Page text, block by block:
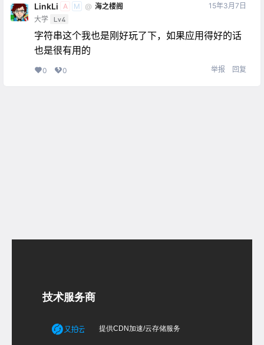
LinkLi A M @ 海之楼阁
大学 Lv4
15年3月7日
字符串这个我也是刚好玩了下，如果应用得好的话
也是很有用的
0 0 举报 回复
技术服务商
提供CDN加速/云存储服务